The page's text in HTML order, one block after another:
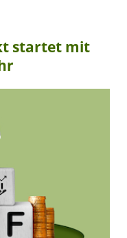
startet mit